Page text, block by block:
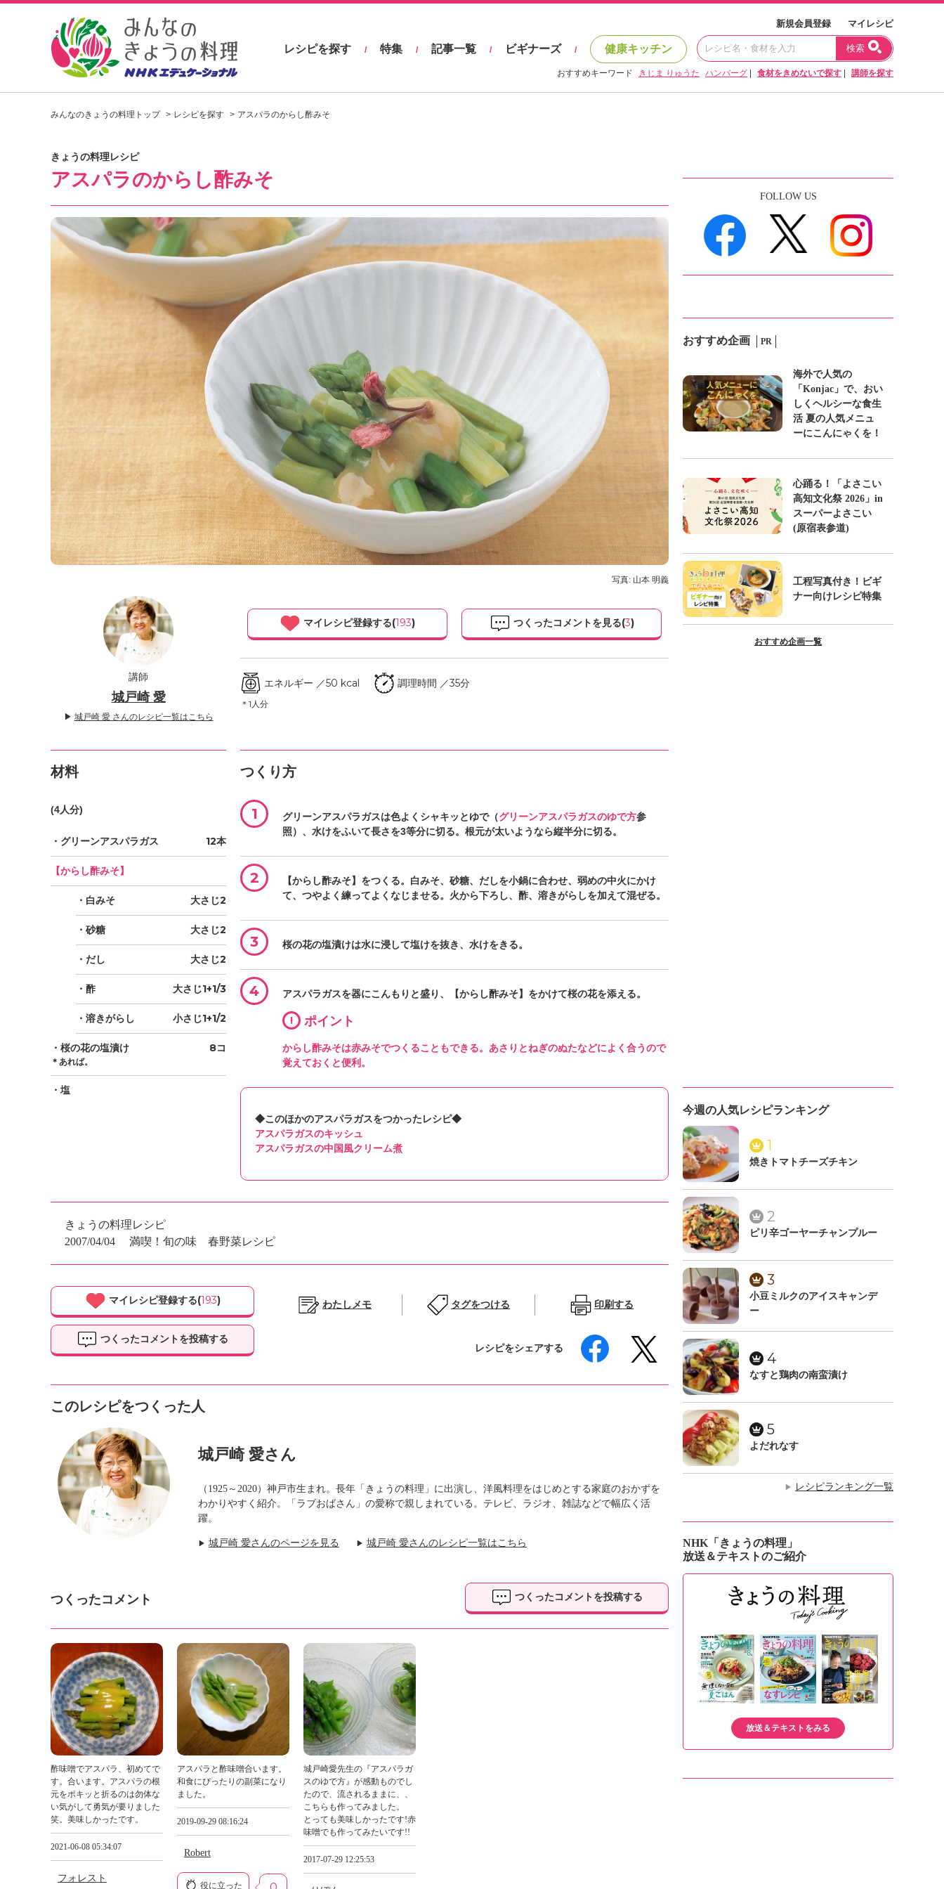
し
ピ
を
見
つ
う
H
ケ
ル
「
み
ん
な
の
き
ょ
理
」
新規会員登録 マイレシピ
レシピを探す / 特集 / 記事一覧 / ビギナーズ / 健康キッチン 検索
おすすめキーワード きじま りゅうた ハンバーグ 食材をきめないで探す 講師を探す
みんなのきょうの料理トップ レシピを探す アスパラのからし酢みそ
きょうの料理レシピ
アスパラのからし酢みそ
写真: 山本 明義
講師
城戸崎 愛
▶ 城戸崎 愛 さんのレシピ一覧はこちら
マイレシピ登録する(193) つくったコメントを見る(3)
エネルギー ／50 kcal
＊1人分
調理時間 ／35分
材料
(4人分)
・グリーンアスパラガス 12本
【からし酢みそ】
・白みそ 大さじ2
・砂糖 大さじ2
・だし 大さじ2
・酢 大さじ1+1/3
・溶きがらし 小さじ1+1/2
・桜の花の塩漬け 8コ
＊あれば。
・塩
つくり方
1 グリーンアスパラガスは色よくシャキッとゆで（グリーンアスパラガスのゆで方参
照）、水けをふいて長さを3等分に切る。根元が太いようなら縦半分に切る。
2
【からし酢みそ】をつくる。白みそ、砂糖、だしを小鍋に合わせ、弱めの中火にかけ
て、つやよく練ってよくなじませる。火から下ろし、酢、溶きがらしを加えて混ぜる。
3 桜の花の塩漬けは水に浸して塩けを抜き、水けをきる。
4 アスパラガスを器にこんもりと盛り、【からし酢みそ】をかけて桜の花を添える。
! ポイント
からし酢みそは赤みそでつくることもできる。あさりとねぎのぬたなどによく合うので
覚えておくと便利。
◆このほかのアスパラガスをつかったレシピ◆
アスパラガスのキッシュ
アスパラガスの中国風クリーム煮
きょうの料理レシピ
2007/04/04
満喫！旬の味 春野菜レシピ
マイレシピ登録する(193)
つくったコメントを投稿する
わたしメモ タグをつける 印刷する
レシピをシェアする
このレシピをつくった人
城戸崎 愛さん
（1925～2020）神戸市生まれ。長年「きょうの料理」に出演し、洋風料理をはじめとする家庭のおかずを
わかりやすく紹介。「ラブおばさん」の愛称で親しまれている。テレビ、ラジオ、雑誌などで幅広く活
躍。
▶ 城戸崎 愛さんのページを見る ▶ 城戸崎 愛さんのレシピ一覧はこちら
つくったコメント つくったコメントを投稿する
酢味噌でアスパラ、初めてで
す。合います。アスパラの根
元をポキッと折るのは勿体な
い気がして勇気が要りました
笑。美味しかったです。
2021-06-08 05:34:07
フォレスト
アスパラと酢味噌合います。
和食にぴったりの副菜になり
ました。
2019-09-29 08:16:24
Robert
役に立った
城戸崎愛先生の『アスパラガ
スのゆで方』が感動ものでし
たので、流されるままに、、
こちらも作ってみました。
とっても美味しかったです!赤
味噌でも作ってみたいです!!
2017-07-29 12:25:53
FOLLOW US
おすすめ企画 PR
海外で人気の
「Konjac」で、おい
しくヘルシーな食生
活 夏の人気メニュ
ーにこんにゃくを！
心踊る！「よさこい
高知文化祭 2026」in
スーパーよさこい
(原宿表参道)
工程写真付き！ビギ
ナー向けレシピ特集
おすすめ企画一覧
今週の人気レシピランキング
1
焼きトマトチーズチキン
2
ピリ辛ゴーヤーチャンプルー
3
小豆ミルクのアイスキャンデ
ー
4
なすと鶏肉の南蛮漬け
5
よだれなす
▶ レシピランキング一覧
NHK「きょうの料理」
放送＆テキストのご紹介
放送＆テキストをみる